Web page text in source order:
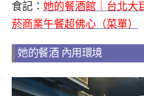
食記： 她的餐酒館｜台北大
菸商業午餐超佛心（菜單）
她的餐酒 內用環境